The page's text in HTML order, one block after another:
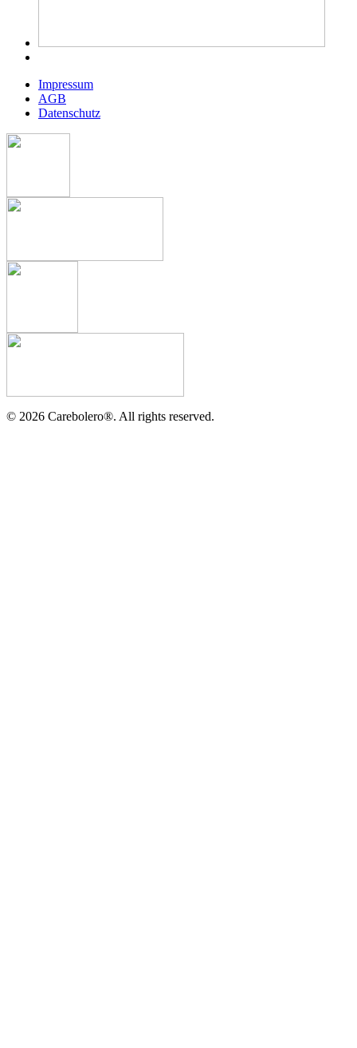
Impressum
AGB
Datenschutz
© 2026 Carebolero®. All rights reserved.